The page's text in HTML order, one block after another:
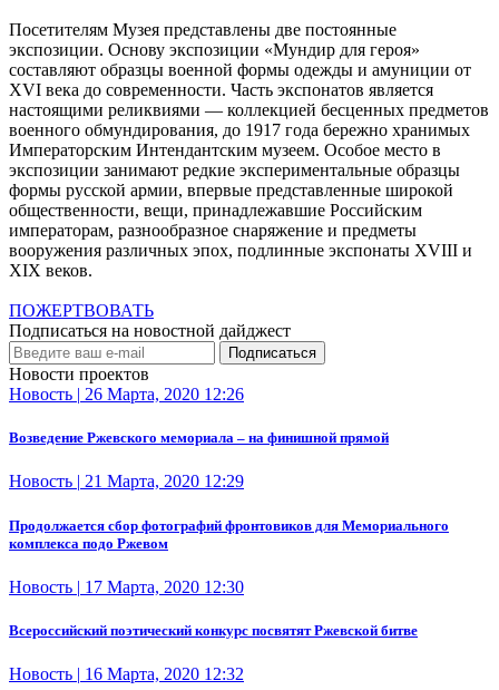
Посетителям Музея представлены две постоянные
экспозиции. Основу экспозиции «Мундир для героя»
составляют образцы военной формы одежды и амуниции от
XVI века до современности. Часть экспонатов является
настоящими реликвиями — коллекцией бесценных предметов
военного обмундирования, до 1917 года бережно хранимых
Императорским Интендантским музеем. Особое место в
экспозиции занимают редкие экспериментальные образцы
формы русской армии, впервые представленные широкой
общественности, вещи, принадлежавшие Российским
императорам, разнообразное снаряжение и предметы
вооружения различных эпох, подлинные экспонаты XVIII и
XIX веков.
ПОЖЕРТВОВАТЬ
Подписаться на новостной дайджест
Подписаться
Новости проектов
Новость | 26 Марта, 2020 12:26
Возведение Ржевского мемориала – на финишной прямой
Новость | 21 Марта, 2020 12:29
Продолжается сбор фотографий фронтовиков для Мемориального
комплекса подо Ржевом
Новость | 17 Марта, 2020 12:30
Всероссийский поэтический конкурс посвятят Ржевской битве
Новость | 16 Марта, 2020 12:32